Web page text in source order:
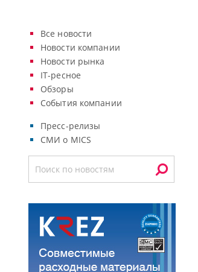
Все новости
Новости компании
Новости рынка
IT-ресное
Обзоры
События компании
Пресс-релизы
СМИ о MICS